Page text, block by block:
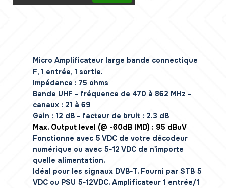
Micro Amplificateur large bande connectique
F, 1 entrée, 1 sortie.
Impédance : 75 ohms
Bande UHF - fréquence de 470 à 862 MHz -
canaux : 21 à 69
Gain : 12 dB - facteur de bruit : 2.3 dB
Max. Output level (@ -60dB IMD) : 95 dBuV
Fonctionne avec 5 VDC de votre décodeur
numérique ou avec 5-12 VDC de n'importe
quelle alimentation.
Idéal pour les signaux DVB-T. Fourni par STB 5
VDC ou PSU 5-12VDC. Amplificateur 1 entrée/1